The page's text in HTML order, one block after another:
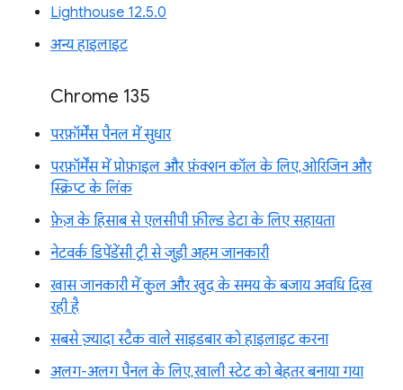
Lighthouse 12.5.0
अन्य हाइलाइट
Chrome 135
परफ़ॉर्मेंस पैनल में सुधार
परफ़ॉर्मेंस में प्रोफ़ाइल और फ़ंक्शन कॉल के लिए, ओरिजिन और
स्क्रिप्ट के लिंक
फ़ेज़ के हिसाब से एलसीपी फ़ील्ड डेटा के लिए सहायता
नेटवर्क डिपेंडेंसी ट्री से जुड़ी अहम जानकारी
खास जानकारी में कुल और खुद के समय के बजाय अवधि दिख
रही है
सबसे ज़्यादा स्टैक वाले साइडबार को हाइलाइट करना
अलग-अलग पैनल के लिए, खाली स्टेट को बेहतर बनाया गया